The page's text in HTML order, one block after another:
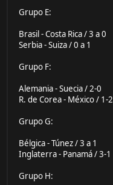
Grupo E:
Brasil - Costa Rica / 3 a 0
Serbia - Suiza / 0 a 1
Grupo F:
Alemania - Suecia / 2-0
R. de Corea - México / 1-2
Grupo G:
Bélgica - Túnez / 3 a 1
Inglaterra - Panamá / 3-1
Grupo H: